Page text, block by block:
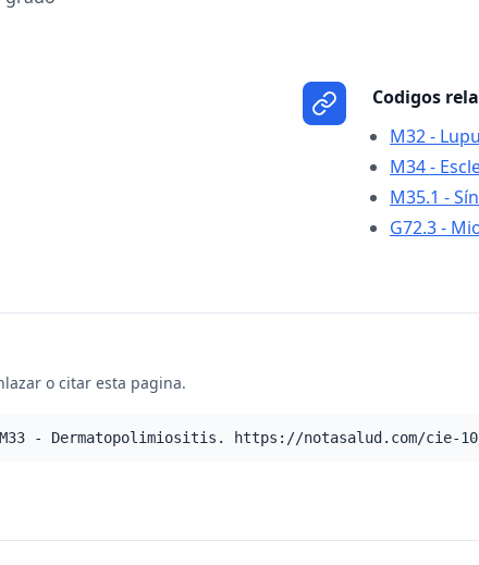
Codigos
M32 -
M34 -
M35.1 -
G72.3 -
o citar esta pagina.
- Dermatopolimiositis. https://notasalud.com/cie-